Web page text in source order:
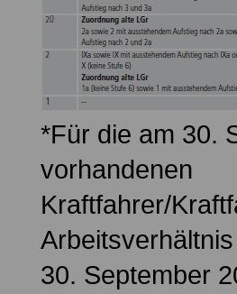
*Für die am 30.
vorhandenen
Kraftfahrer/
30. September